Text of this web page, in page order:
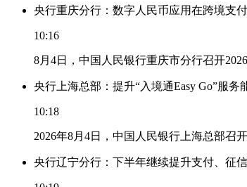
央行重庆分行：数字人民币应用在跨境支
10:16
8月4日，中国人民银行重庆市分行召开
央行上海总部：提升“入境通Easy Go”服务
10:18
2026年8月4日，中国人民银行上海总部召
央行辽宁分行：下半年继续提升支付、征